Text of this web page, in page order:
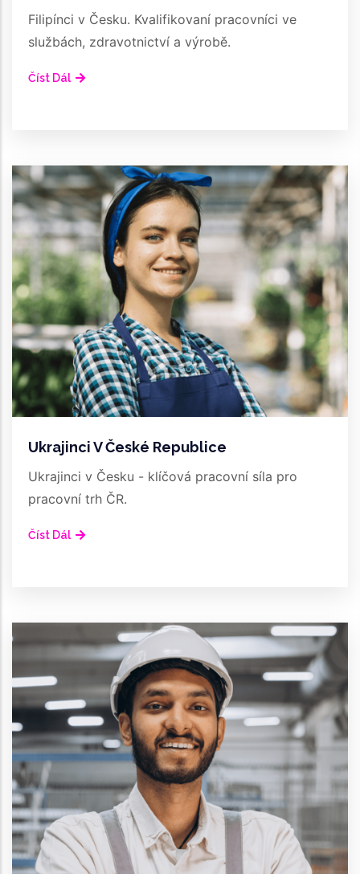
Filipínci v Česku. Kvalifikovaní pracovníci ve
službách, zdravotnictví a výrobě.
Číst Dál
Ukrajinci V České Republice
Ukrajinci v Česku - klíčová pracovní síla pro
pracovní trh ČR.
Číst Dál